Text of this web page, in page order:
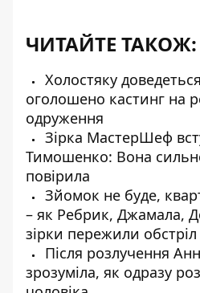
ЧИТАЙТЕ ТАКОЖ:
Холостяку
оголошено кастинг на
одруження
Зірка МастерШеф
Тимошенко: Вона
повірила
Зйомок не буде,
– як Ребрик, Джамала,
зірки пережили
Після розлучення
зрозуміла, як одразу